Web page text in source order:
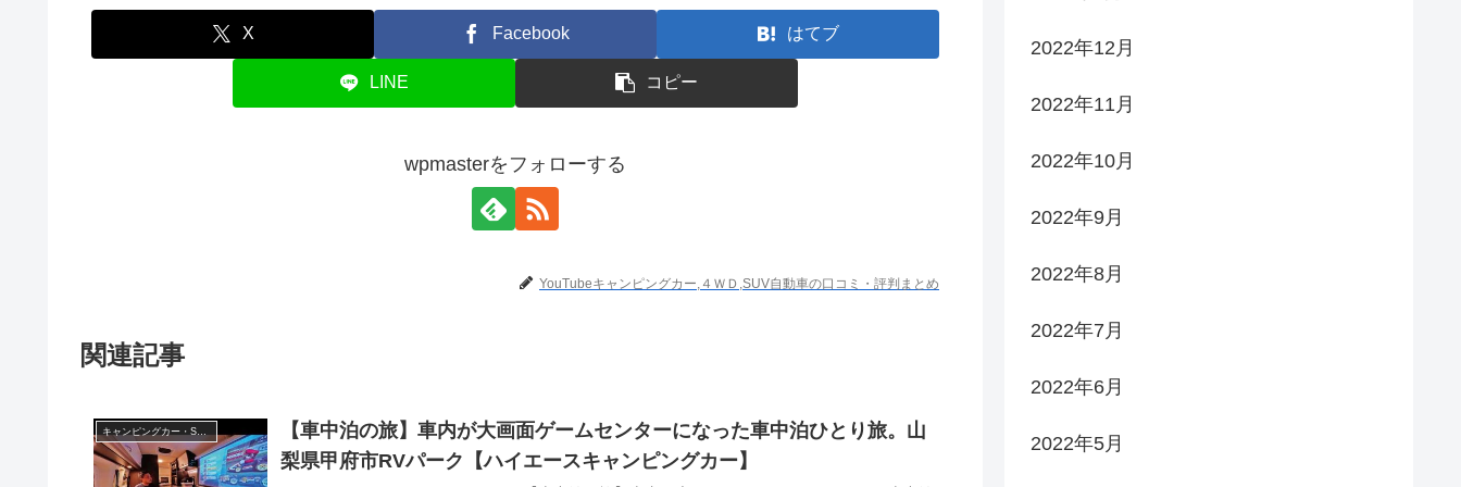
X Facebook はてブ
LINE コピー
wpmasterをフォローする
YouTubeキャンピングカー,４ＷＤ,SUV自動車の口コミ・評判まとめ
関連記事
キャンピングカー・SUV人気車種
【車中泊の旅】車内が大画面ゲームセンターになった車中泊ひとり旅。山
梨県甲府市RVパーク【ハイエースキャンピングカー】
2022年12月
2022年11月
2022年10月
2022年9月
2022年8月
2022年7月
2022年6月
2022年5月